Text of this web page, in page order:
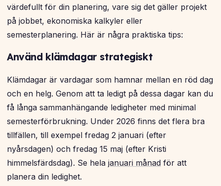
värdefullt för din planering, vare sig det gäller projekt
på jobbet, ekonomiska kalkyler eller
semesterplanering. Här är några praktiska tips:
Använd klämdagar strategiskt
Klämdagar är vardagar som hamnar mellan en röd dag
och en helg. Genom att ta ledigt på dessa dagar kan du
få långa sammanhängande ledigheter med minimal
semesterförbrukning. Under 2026 finns det flera bra
tillfällen, till exempel fredag 2 januari (efter
nyårsdagen) och fredag 15 maj (efter Kristi
himmelsfärdsdag). Se hela januari månad för att
planera din ledighet.